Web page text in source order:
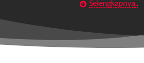
Layanan Wifi Indihome ini
maupun individu yang
hiburan berkualitas tinggi.
Selengkapnya..